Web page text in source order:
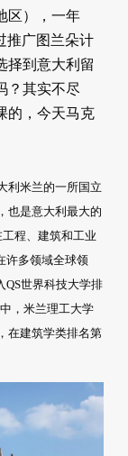
区），一年
推广图兰朵计
择到意大利留
？其实不尽
的，今天马克
利米兰的一所国立
也是意大利最大的
程、建筑和工业
许多领域全球领
QS世界科技大学排
，米兰理工大学
在建筑学类排名第